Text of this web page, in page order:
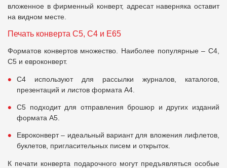
вложенное в фирменный конверт, адресат наверняка оставит
на видном месте.
Печать конверта С5, С4 и Е65
Форматов конвертов множество. Наиболее популярные – С4,
С5 и евроконверт.
С4 используют для рассылки журналов, каталогов,
презентаций и листов формата А4.
С5 подходит для отправления брошюр и других изданий
формата А5.
Евроконверт – идеальный вариант для вложения лифлетов,
буклетов, пригласительных писем и открыток.
К печати конверта подарочного могут предъявляться особые